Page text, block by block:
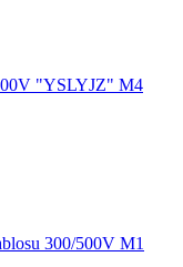
"YSLYJZ" M4
300/500V M1